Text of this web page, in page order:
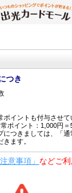
つき
イントも付与させて
イント：1,000円＝5
につきましては、「
ます。
意事項」 などご